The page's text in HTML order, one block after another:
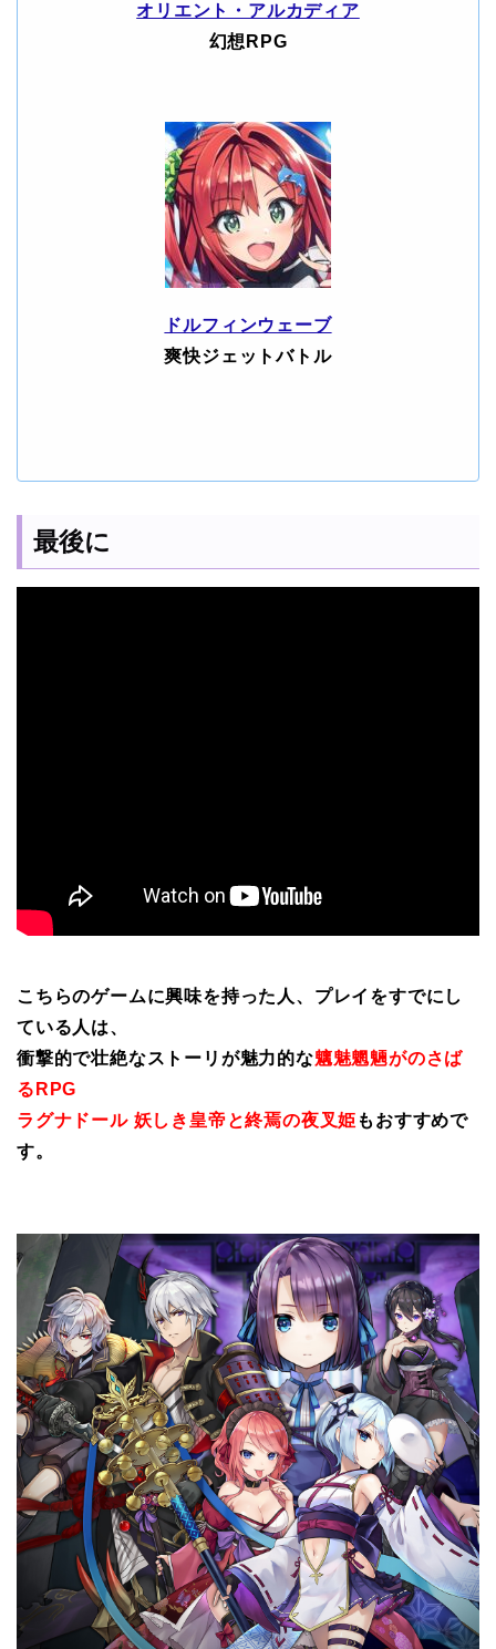
オリエント・アルカディア
幻想RPG
ドルフィンウェーブ
爽快ジェットバトル
最後に
こちらのゲームに興味を持った人、プレイをすでにし
ている人は、
衝撃的で壮絶なストーリが魅力的な魑魅魍魎がのさば
るRPG
ラグナドール 妖しき皇帝と終焉の夜叉姫 もおすすめで
す。